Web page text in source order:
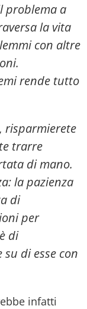
problema a
la vita
con altre
rende tutto
risparmierete
trarre
di mano.
la pazienza
di
per
di
di esse con
infatti